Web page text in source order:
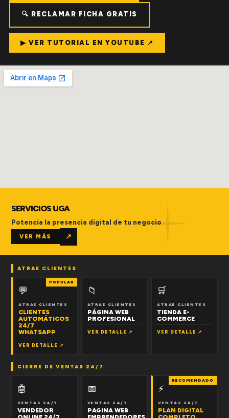
🔍 RECLAMAR FICHA GRATIS
▶ VER TUTORIAL EN YOUTUBE ↗
SERVICIOS UGA
Potencia la presencia digital de tu negocio
VER MÁS ↗
ATRAE CLIENTES
POPULAR
💬
ATRAE CLIENTES
CLIENTES
AUTOMÁTICOS
24/7
WHATSAPP
VER DETALLE ↗
📁
ATRAE CLIENTES
PÁGINA WEB
PROFESIONAL
VER DETALLE ↗
🛒
ATRAE CLIENTES
TIENDA E-
COMMERCE
VER DETALLE ↗
CIERRE DE VENTAS 24/7
🤖
VENTAS 24/7
VENDEDOR
📅
VENTAS 24/7
PAGINA WEB
RECOMENDADO
⚡
VENTAS 24/7
PLAN DIGITAL